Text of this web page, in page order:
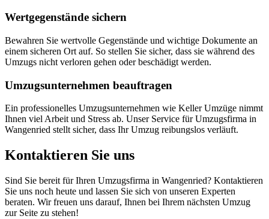
Wertgegenstände sichern
Bewahren Sie wertvolle Gegenstände und wichtige Dokumente an
einem sicheren Ort auf. So stellen Sie sicher, dass sie während des
Umzugs nicht verloren gehen oder beschädigt werden.
Umzugsunternehmen beauftragen
Ein professionelles Umzugsunternehmen wie Keller Umzüge nimmt
Ihnen viel Arbeit und Stress ab. Unser Service für Umzugsfirma in
Wangenried stellt sicher, dass Ihr Umzug reibungslos verläuft.
Kontaktieren Sie uns
Sind Sie bereit für Ihren Umzugsfirma in Wangenried? Kontaktieren
Sie uns noch heute und lassen Sie sich von unseren Experten
beraten. Wir freuen uns darauf, Ihnen bei Ihrem nächsten Umzug
zur Seite zu stehen!